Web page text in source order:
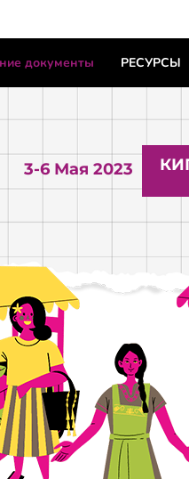
документы РЕСУРСЫ
3-6 Мая 2023